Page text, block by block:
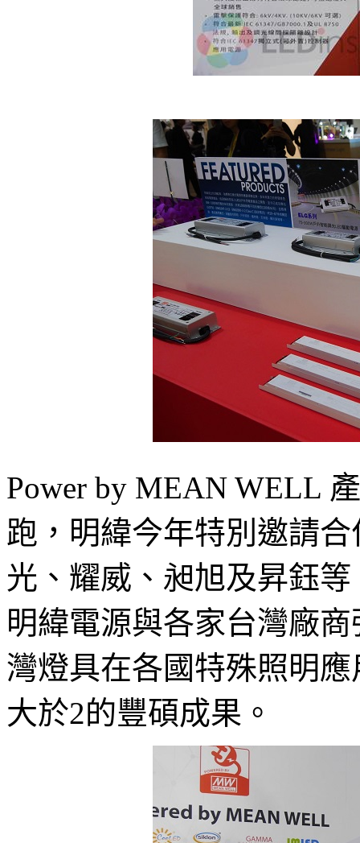
Power by MEAN WELL
跑，明緯今年特別邀請
光、耀威、昶旭及昇鈺
明緯電源與各家台灣廠
灣燈具在各國特殊照明
大於2的豐碩成果。